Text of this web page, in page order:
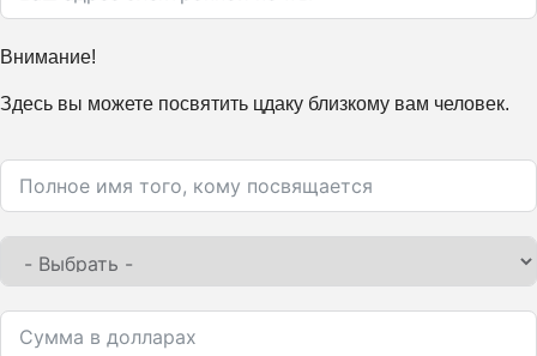
Внимание!
Здесь вы можете посвятить цдаку близкому вам человек.